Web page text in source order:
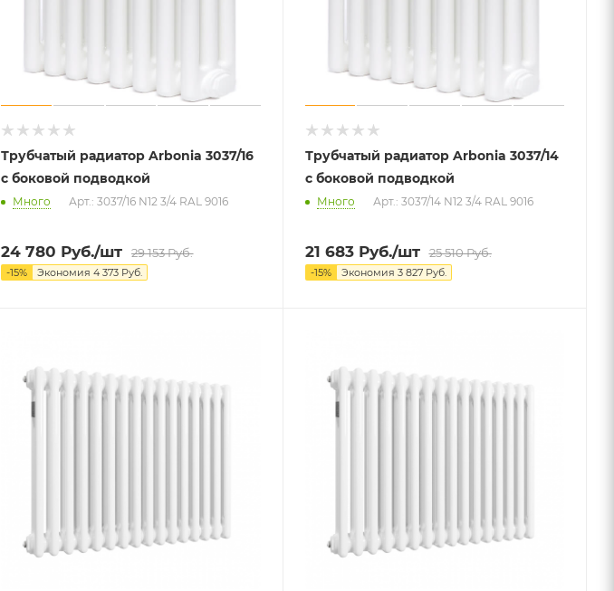
Трубчатый радиатор Arbonia 3037/16
с боковой подводкой
Много Арт.: 3037/16 N12 3/4 RAL 9016
24 780 Руб./шт 29 153Руб.
-15% Экономия4 373 Руб.
Трубчатый радиатор Arbonia 3037/14
с боковой подводкой
Много Арт.: 3037/14 N12 3/4 RAL 9016
21 683Руб./шт 25 510Руб.
-15% Экономия 3 827Руб.